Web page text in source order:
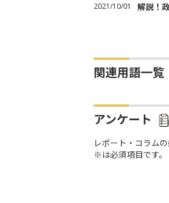
2021/10/01 解説！
関連用語一覧
アンケート
レポート・コラム
※は必須項目です。